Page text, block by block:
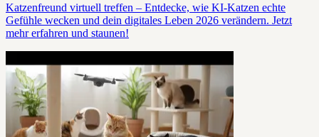
Katzenfreund virtuell treffen – Entdecke, wie KI-Katzen echte
Gefühle wecken und dein digitales Leben 2026 verändern. Jetzt
mehr erfahren und staunen!